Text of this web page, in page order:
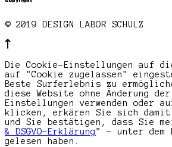
© 2019 DESIGN LABOR SCHULZ
Die Cookie-Einstellungen auf
auf "Cookie zugelassen"
Beste Surferlebnis zu
diese Website ohne Änderung
Einstellungen verwenden oder
klicken, erkären Sie sich damit
und Sie bestätigen, dass Sie
& DSGVO-Erklärung" - unter dem
gelesen haben.